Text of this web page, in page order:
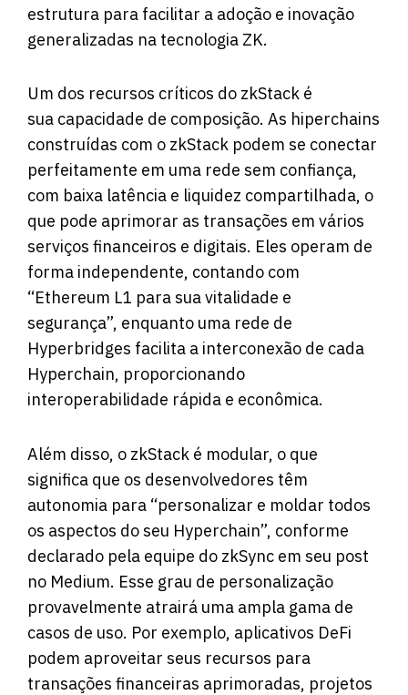
estrutura para facilitar a adoção e inovação
generalizadas na tecnologia ZK.
Um dos recursos críticos do zkStack é
sua capacidade de composição. As hiperchains
construídas com o zkStack podem se conectar
perfeitamente em uma rede sem confiança,
com baixa latência e liquidez compartilhada, o
que pode aprimorar as transações em vários
serviços financeiros e digitais. Eles operam de
forma independente, contando com
“Ethereum L1 para sua vitalidade e
segurança”, enquanto uma rede de
Hyperbridges facilita a interconexão de cada
Hyperchain, proporcionando
interoperabilidade rápida e econômica.
Além disso, o zkStack é modular, o que
significa que os desenvolvedores têm
autonomia para “personalizar e moldar todos
os aspectos do seu Hyperchain”, conforme
declarado pela equipe do zkSync em seu post
no Medium. Esse grau de personalização
provavelmente atrairá uma ampla gama de
casos de uso. Por exemplo, aplicativos DeFi
podem aproveitar seus recursos para
transações financeiras aprimoradas, projetos